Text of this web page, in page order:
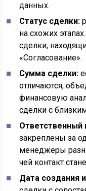
данных.
Статус сделки:
на схожих
сделки,
«Согласование».
Сумма сделки:
отличаются,
финансовую
сделки с
закреплены за
менеджеры
чей контакт
Дата создания